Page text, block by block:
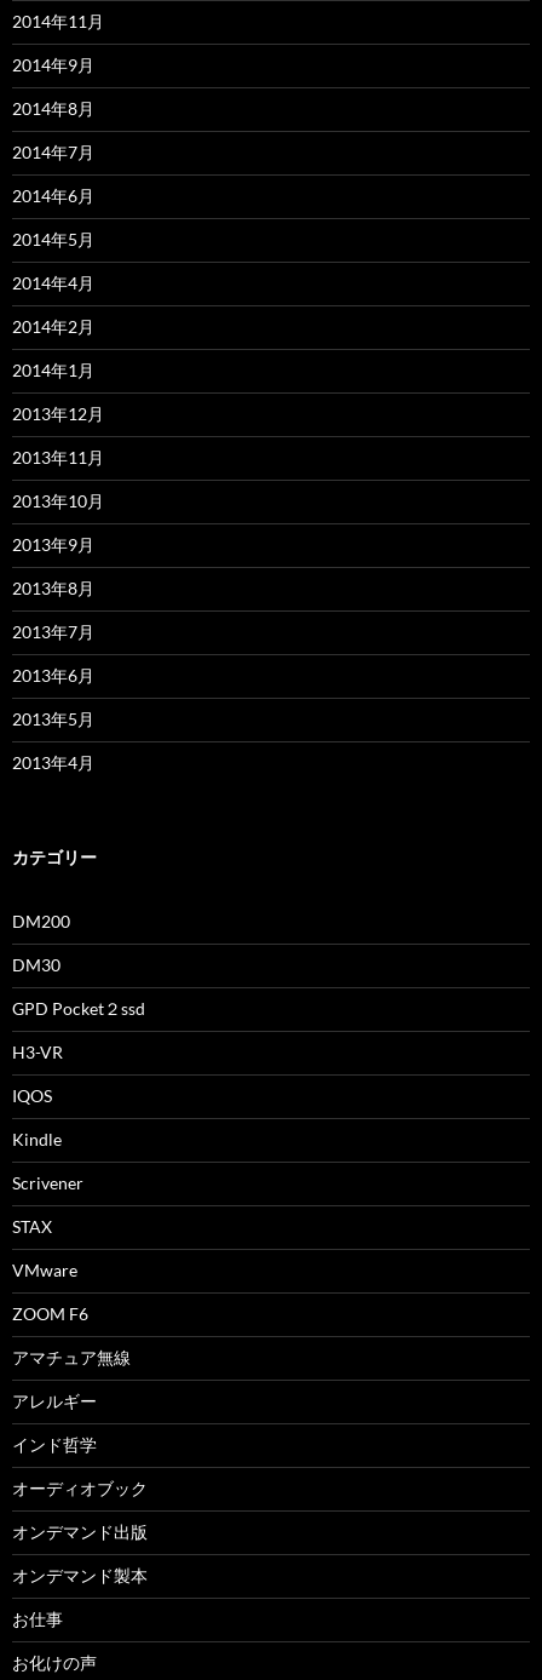
2014年11月
2014年9月
2014年8月
2014年7月
2014年6月
2014年5月
2014年4月
2014年2月
2014年1月
2013年12月
2013年11月
2013年10月
2013年9月
2013年8月
2013年7月
2013年6月
2013年5月
2013年4月
カテゴリー
DM200
DM30
GPD Pocket２ssd
H3-VR
IQOS
Kindle
Scrivener
STAX
VMware
ZOOM F6
アマチュア無線
アレルギー
インド哲学
オーディオブック
オンデマンド出版
オンデマンド製本
お仕事
お化けの声